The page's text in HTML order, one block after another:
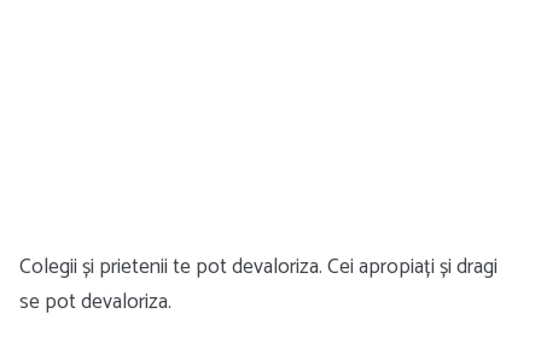
Colegii și prietenii te pot devaloriza. Cei apropiați și dragi
se pot devaloriza.